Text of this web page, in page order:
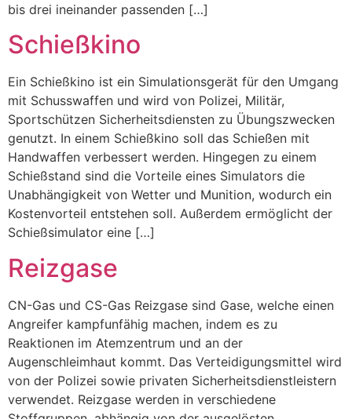
bis drei ineinander passenden […]
Schießkino
Ein Schießkino ist ein Simulationsgerät für den Umgang
mit Schusswaffen und wird von Polizei, Militär,
Sportschützen Sicherheitsdiensten zu Übungszwecken
genutzt. In einem Schießkino soll das Schießen mit
Handwaffen verbessert werden. Hingegen zu einem
Schießstand sind die Vorteile eines Simulators die
Unabhängigkeit von Wetter und Munition, wodurch ein
Kostenvorteil entstehen soll. Außerdem ermöglicht der
Schießsimulator eine […]
Reizgase
CN-Gas und CS-Gas Reizgase sind Gase, welche einen
Angreifer kampfunfähig machen, indem es zu
Reaktionen im Atemzentrum und an der
Augenschleimhaut kommt. Das Verteidigungsmittel wird
von der Polizei sowie privaten Sicherheitsdienstleistern
verwendet. Reizgase werden in verschiedene